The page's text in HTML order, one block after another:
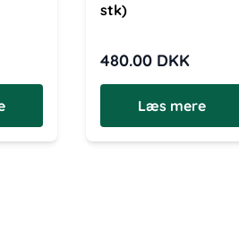
stk)
480.00 DKK
Læs mere